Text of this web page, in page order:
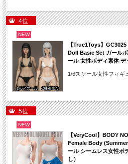
4位
NEW
【True1Toys】
Doll Basic Set ガール
ール 女性ボディ素体 デ
1/6スケール女性フィギ
5位
NEW
【VeryCool】BODY
Female Body
ール シームレス女性ボ
し）